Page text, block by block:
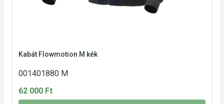
Kabát Flowmotion M kék
001401880 M
62 000 Ft